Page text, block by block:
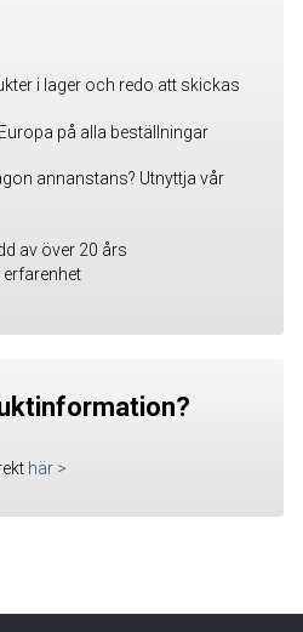
i lager och redo att skickas
på alla beställningar
annanstans? Utnyttja vår
av över 20 års
här >